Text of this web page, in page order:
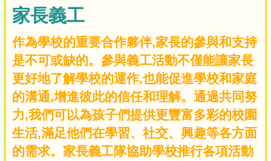
家長義工
作為學校的重要合作夥伴,家長的參與和支持
是不可或缺的。參與義工活動不僅能讓家長
更好地了解學校的運作,也能促進學校和家庭
的溝通,增進彼此的信任和理解。通過共同努
力,我們可以為孩子們提供更豐富多彩的校園
生活,滿足他們在學習、社交、興趣等各方面
的需求。家長義工隊協助學校推行各項活動